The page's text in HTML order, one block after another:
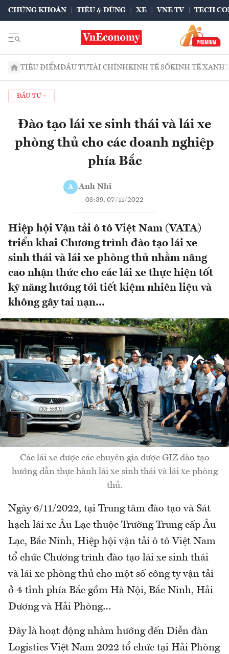
CHỨNG KHOÁN TIÊU & DÙNG XE VNE TV TECH
TIÊU ĐIỂMĐẦU TƯTÀI CHÍNHKINH TẾ SỐKINH TẾ XANH
ĐẦU TƯ
Đào tạo lái xe sinh thái và lái xe
phòng thủ cho các doanh nghiệp
phía Bắc
A Anh Nhi
08:39, 07/11/2022
Hiệp hội Vận tải ô tô Việt Nam (VATA)
triển khai Chương trình đào tạo lái xe
sinh thái và lái xe phòng thủ nhằm nâng
cao nhận thức cho các lái xe thực hiện tốt
kỹ năng hướng tới tiết kiệm nhiên liệu và
không gây tai nạn...
Các lái xe được các chuyên gia được GIZ đào tạo
hướng dẫn thực hành lái xe sinh thái và lái xe phòng
thủ.
Ngày 6/11/2022, tại Trung tâm đào tạo và Sát
hạch lái xe Âu Lạc thuộc Trường Trung cấp Âu
Lạc, Bắc Ninh, Hiệp hội vận tải ô tô Việt Nam
tổ chức Chương trình đào tạo lái xe sinh thái
và lái xe phòng thủ cho một số công ty vận tải
ở 4 tỉnh phía Bắc gồm Hà Nội, Bắc Ninh, Hải
Dương và Hải Phòng…
Đây là hoạt động nhằm hướng đến Diễn đàn
Logistics Việt Nam 2022 tổ chức tại Hải Phòng